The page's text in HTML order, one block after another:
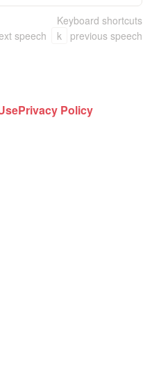
Keyboard shortcuts
speech k previous speech
Privacy Policy